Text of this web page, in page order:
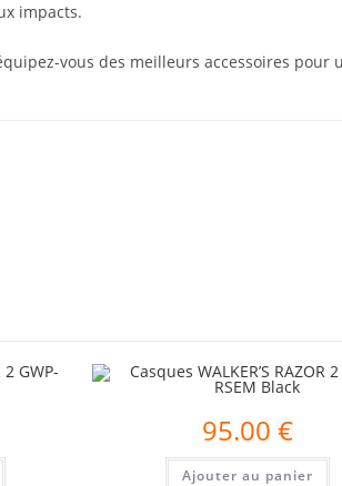
impacts.
vous des meilleurs accessoires pour
95.00€
Ajouter au panier